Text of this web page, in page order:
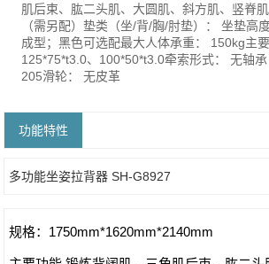
肌后束、肱二头肌、大圆肌、斜方肌、竖脊
（需另配）垫类（坐/背/胸/肘垫）： 坐垫高
成型；黑色可选配最大人体承重： 150kg主
125*75*t3.0、100*50*t3.0牵索形式： 无轴
205滑轮： 无皮革
功能特性
多功能坐姿拉背器 SH-G8927
规格：1750mm*1620mm*2140mm